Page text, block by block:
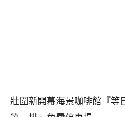
壯圍新開幕海景咖啡館『等